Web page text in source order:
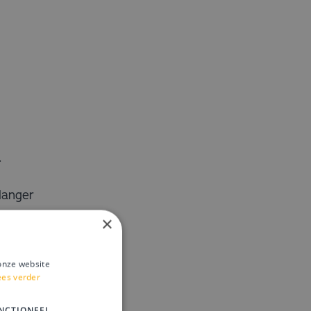
×
website
verder